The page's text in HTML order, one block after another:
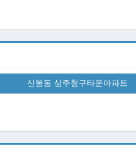
신봉동 상주청구타운아파트